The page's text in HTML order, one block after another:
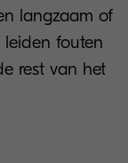
langzaam of
fouten
rest van het